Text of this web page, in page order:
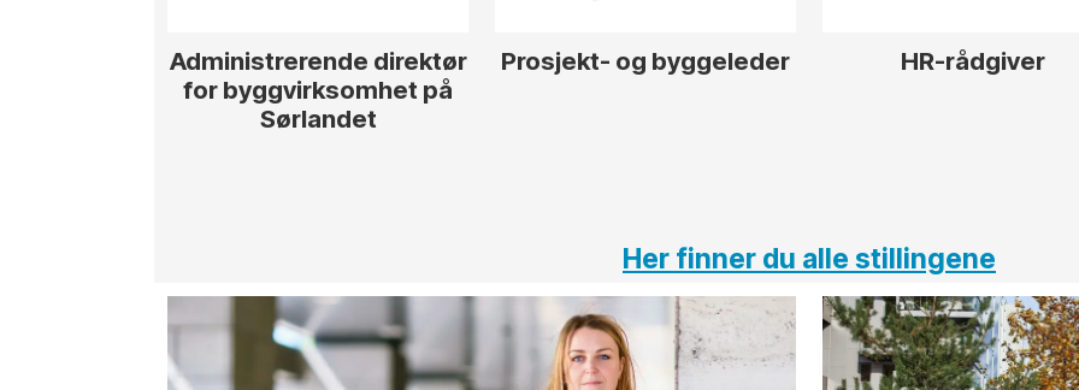
Administrerende direktør
for byggvirksomhet på
Sørlandet
Prosjekt- og byggeleder HR-rådgiver
Her finner du alle stillingene